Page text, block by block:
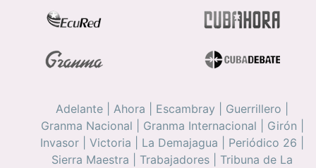
Adelante Ahora Escambray Guerrillero
Granma Nacional
Granma Internacional Girón
Invasor
Victoria La Demajagua Periódico 26
Sierra Maestra
Trabajadores
Tribuna de La